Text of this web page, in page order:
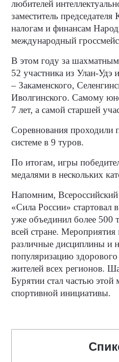
любителей
заместитель
налогам и финансам
международный
В этом году за
52 участника из Улан-Удэ
– Закаменского,
Иволгинского. Самому
7 лет, а самой старшей
Соревнования проходили
системе в 9 туров.
По итогам, игры
медалями в нескольких
Напомним,
«Сила России» стартовал
уже объединил более 500
всей стране.
различные дисциплины и
популяризацию
жителей всех регионов.
Бурятии стал частью этой
спортивной инициативы.